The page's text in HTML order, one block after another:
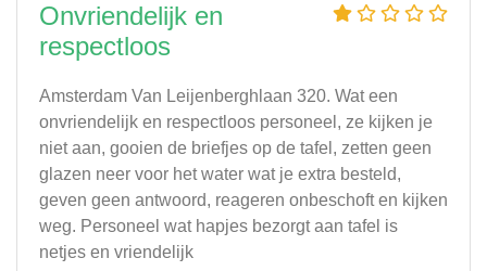
Onvriendelijk en
respectloos
Amsterdam Van Leijenberghlaan 320. Wat een
onvriendelijk en respectloos personeel, ze kijken je
niet aan, gooien de briefjes op de tafel, zetten geen
glazen neer voor het water wat je extra besteld,
geven geen antwoord, reageren onbeschoft en kijken
weg. Personeel wat hapjes bezorgt aan tafel is
netjes en vriendelijk